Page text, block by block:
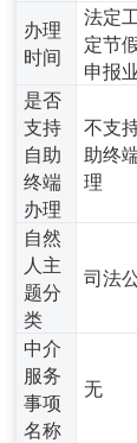
办理
时间
法定
定节
申报
是否
支持
自助
终端
办理
不支
助终
理
自然
人主
题分
类
司法
中介
服务
事项
名称
无